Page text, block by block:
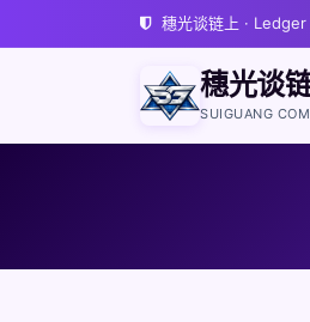
穗光谈链上 ·
穗光谈
SUIGUANG